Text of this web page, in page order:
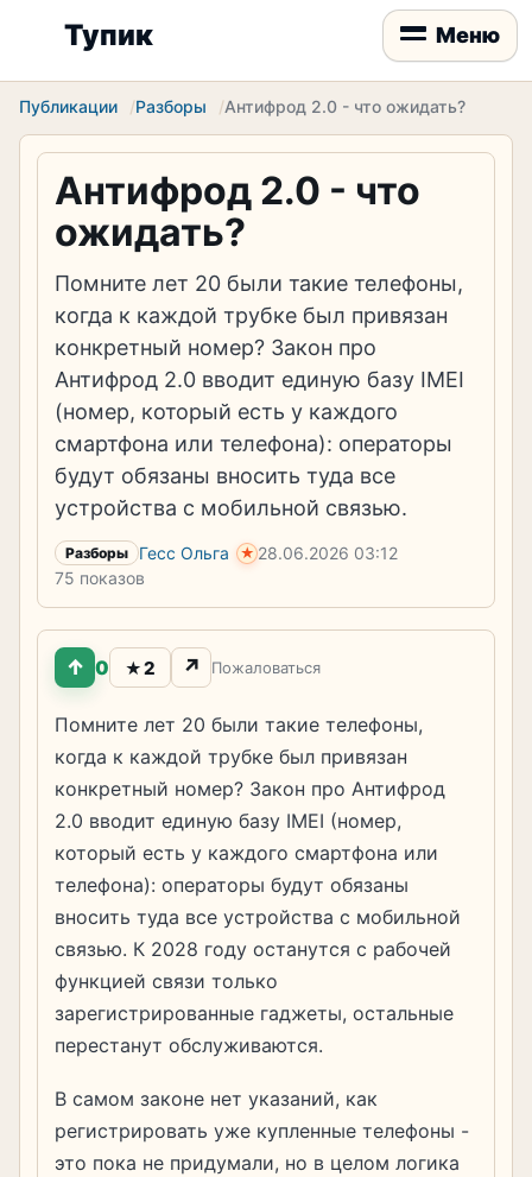
Тупик Меню
Публикации Разборы Антифрод 2.0 - что ожидать?
Антифрод 2.0 - что
ожидать?
Помните лет 20 были такие телефоны,
когда к каждой трубке был привязан
конкретный номер? Закон про
Антифрод 2.0 вводит единую базу IMEI
(номер, который есть у каждого
смартфона или телефона): операторы
будут обязаны вносить туда все
устройства с мобильной связью.
Разборы Гесс Ольга ★ 28.06.2026 03:12
75 показов
↑ 0 ★2 ↗ Пожаловаться
Помните лет 20 были такие телефоны,
когда к каждой трубке был привязан
конкретный номер? Закон про Антифрод
2.0 вводит единую базу IMEI (номер,
который есть у каждого смартфона или
телефона): операторы будут обязаны
вносить туда все устройства с мобильной
связью. К 2028 году останутся с рабочей
функцией связи только
зарегистрированные гаджеты, остальные
перестанут обслуживаются.
В самом законе нет указаний, как
регистрировать уже купленные телефоны -
это пока не придумали, но в целом логика